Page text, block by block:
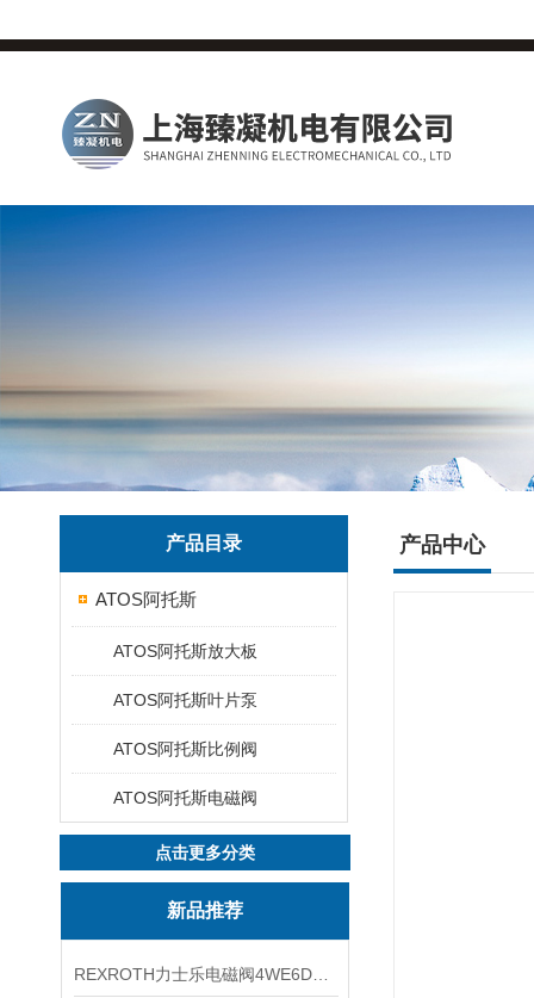
产品目录
ATOS阿托斯
ATOS阿托斯放大板
ATOS阿托斯叶片泵
ATOS阿托斯比例阀
ATOS阿托斯电磁阀
点击更多分类
新品推荐
产品中心